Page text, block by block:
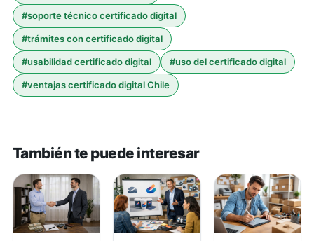
#soporte técnico certificado digital
#trámites con certificado digital
#usabilidad certificado digital #uso del certificado digital
#ventajas certificado digital Chile
También te puede interesar